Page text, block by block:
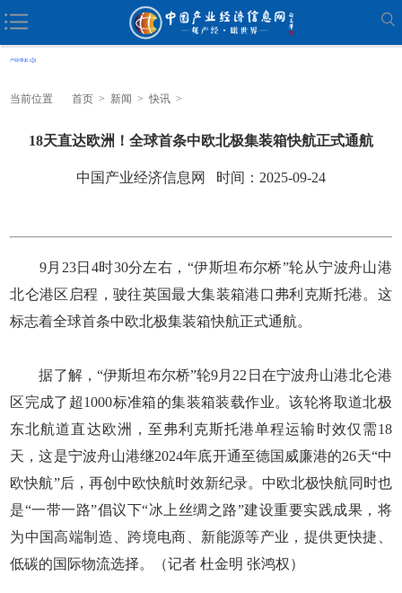
当前位置 首页 > 新闻 > 快讯 >
18天直达欧洲！全球首条中欧北极集装箱快航正式通航
中国产业经济信息网 时间：2025-09-24
9月23日4时30分左右，“伊斯坦布尔桥”轮从宁波舟山港
北仑港区启程，驶往英国最大集装箱港口弗利克斯托港。这
标志着全球首条中欧北极集装箱快航正式通航。
据了解，“伊斯坦布尔桥”轮9月22日在宁波舟山港北仑港
区完成了超1000标准箱的集装箱装载作业。该轮将取道北极
东北航道直达欧洲，至弗利克斯托港单程运输时效仅需18
天，这是宁波舟山港继2024年底开通至德国威廉港的26天“中
欧快航”后，再创中欧快航时效新纪录。中欧北极快航同时也
是“一带一路”倡议下“冰上丝绸之路”建设重要实践成果，将
为中国高端制造、跨境电商、新能源等产业，提供更快捷、
低碳的国际物流选择。（记者 杜金明 张鸿权）